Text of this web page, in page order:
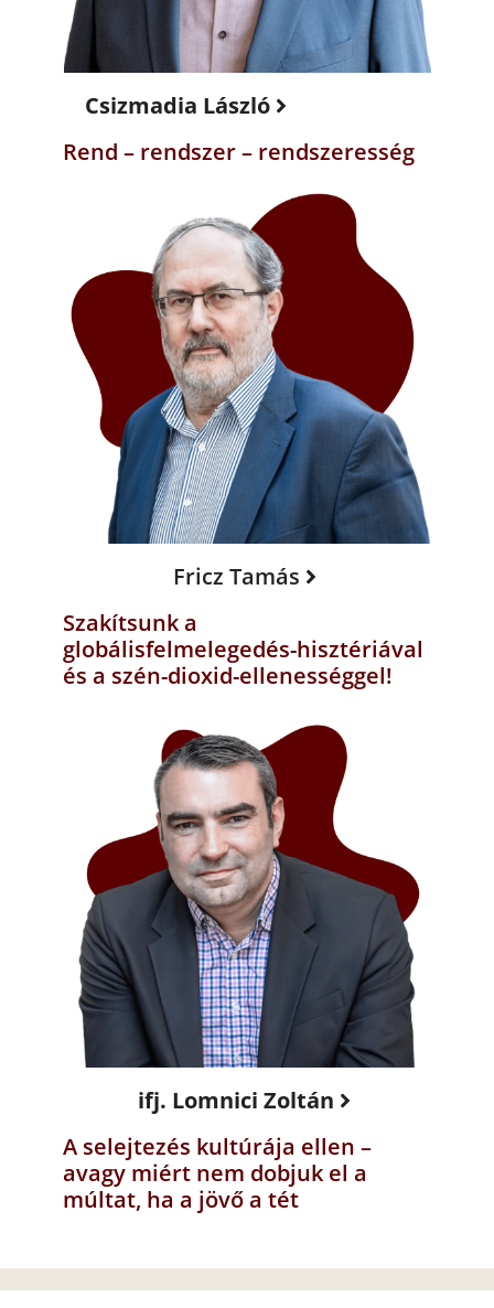
Csizmadia László
Rend – rendszer – rendszeresség
Fricz Tamás
Szakítsunk a
globálisfelmelegedés-hisztériával
és a szén-dioxid-ellenességgel!
ifj. Lomnici Zoltán
A selejtezés kultúrája ellen –
avagy miért nem dobjuk el a
múltat, ha a jövő a tét